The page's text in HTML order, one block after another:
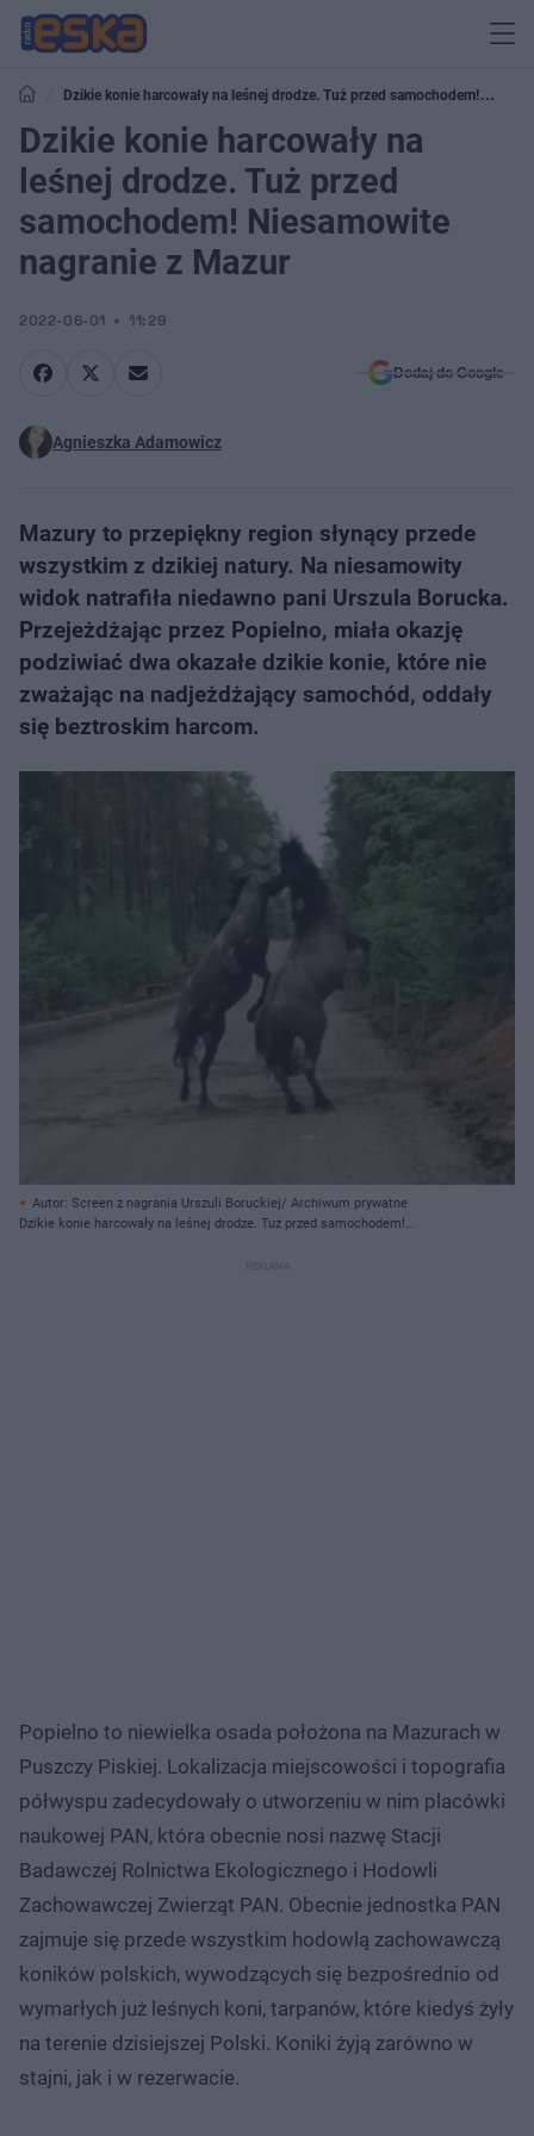
Dzikie konie harcowały na leśnej drodze. Tuż przed samochodem!
Niesamowite nagranie z Mazur
Dzikie konie harcowały na
leśnej drodze. Tuż przed
samochodem! Niesamowite
nagranie z Mazur
2022-06-01 11:29
Dodaj do Google
Agnieszka Adamowicz
Mazury to przepiękny region słynący przede
wszystkim z dzikiej natury. Na niesamowity
widok natrafiła niedawno pani Urszula Borucka.
Przejeżdżając przez Popielno, miała okazję
podziwiać dwa okazałe dzikie konie, które nie
zważając na nadjeżdżający samochód, oddały
się beztroskim harcom.
Autor: Screen z nagrania Urszuli Boruckiej/ Archiwum prywatne
Dzikie konie harcowały na leśnej drodze. Tuż przed samochodem!
Popielno to niewielka osada położona na Mazurach w
Puszczy Piskiej. Lokalizacja miejscowości i topografia
półwyspu zadecydowały o utworzeniu w nim placówki
naukowej PAN, która obecnie nosi nazwę Stacji
Badawczej Rolnictwa Ekologicznego i Hodowli
Zachowawczej Zwierząt PAN. Obecnie jednostka PAN
zajmuje się przede wszystkim hodowlą zachowawczą
koników polskich, wywodzących się bezpośrednio od
wymarłych już leśnych koni, tarpanów, które kiedyś żyły
na terenie dzisiejszej Polski. Koniki żyją zarówno w
stajni, jak i w rezerwacie.